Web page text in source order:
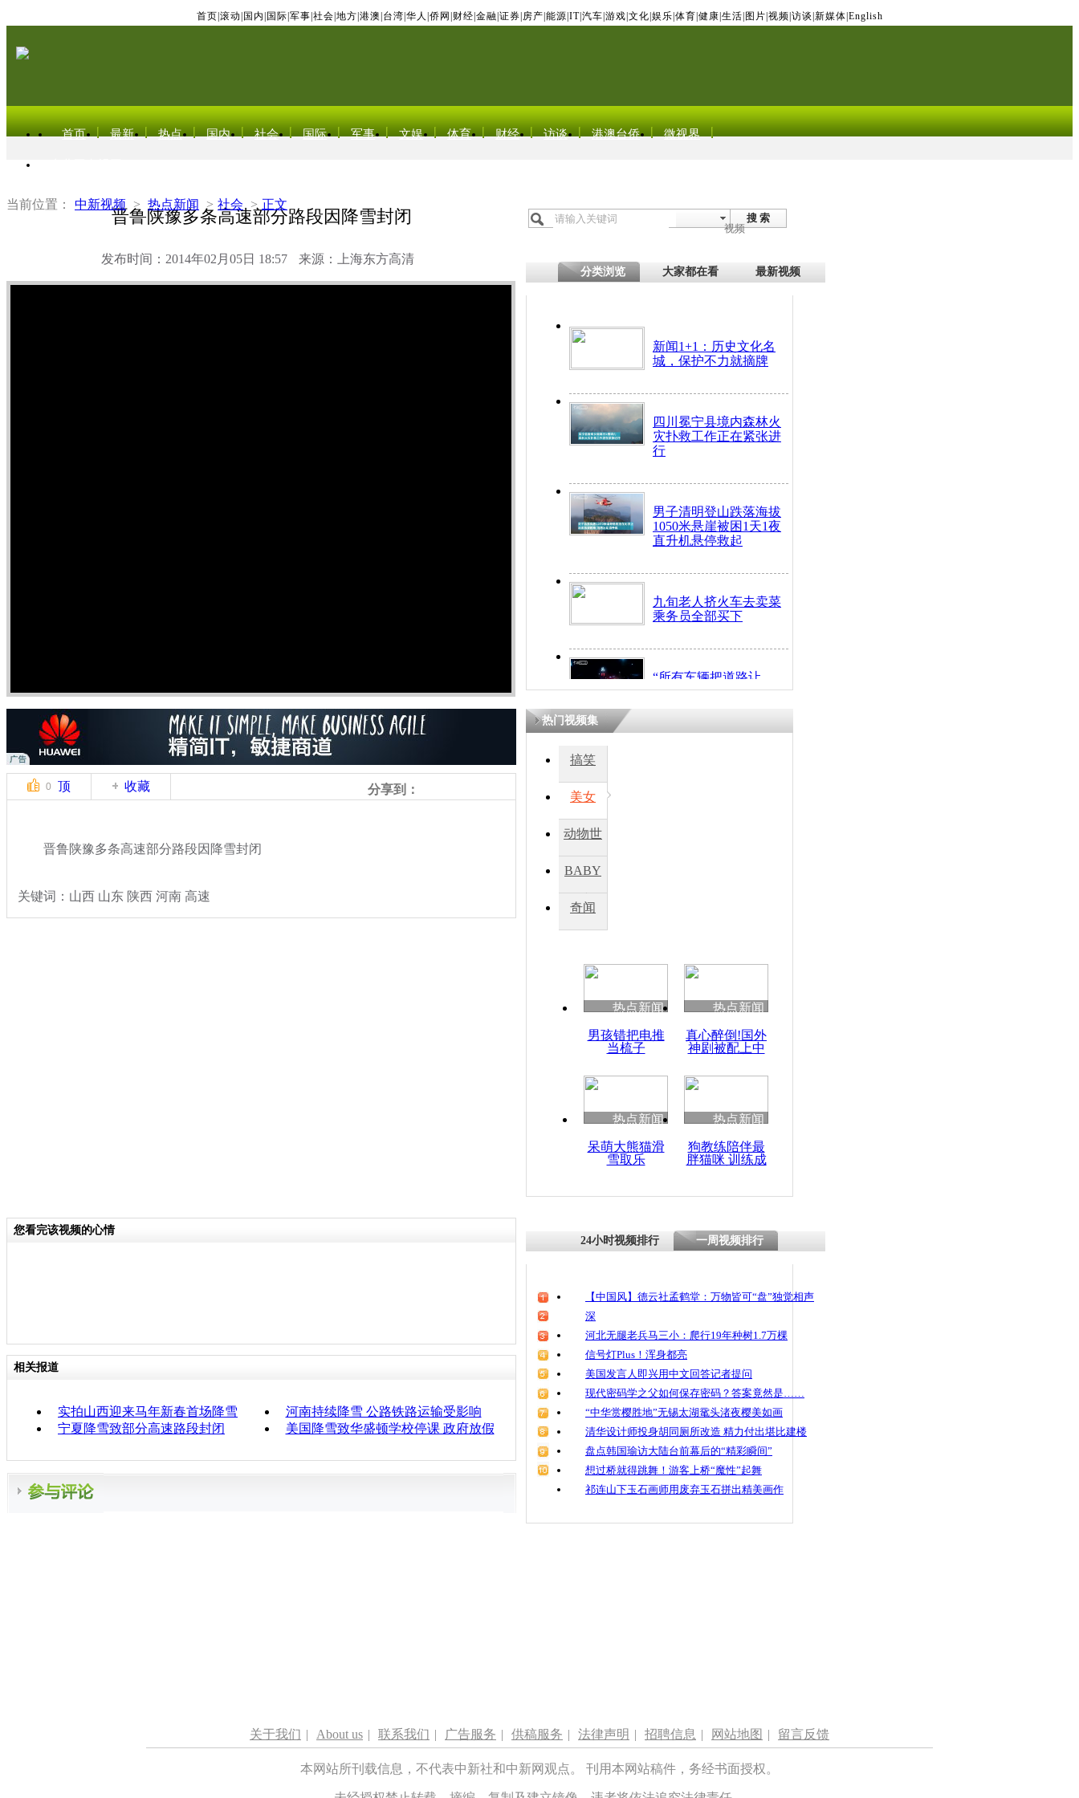
首页 滚动 国内 国际 军事 社会 地方 港澳 台湾 华人 侨网 财经 金融 证券 房产 能源 IT| 汽车 游戏 文化 娱乐 体育 健康 生活 图片 视频 访谈 新媒体 English
首页 最新 热点 国内 社会 国际 军事 文娱 体育 财经 访谈 港澳台侨 微视界
当前位置： 中新视频 > 热点新闻 > 社会 > 正文
晋鲁陕豫多条高速部分路段因降雪封闭
发布时间：2014年02月05日 18:57 来源：上海东方高清
搜 索
视频
分类浏览 大家都在看 最新视频
新闻1+1：历史文化名
城，保护不力就摘牌
四川冕宁县境内森林火
灾扑救工作正在紧张进
行
男子清明登山跌落海拔
1050米悬崖被困1天1夜
直升机悬停救起
九旬老人挤火车去卖菜
乘务员全部买下
“所有车辆把道路让
开！”儿童突发疾病交
因
度苗族花山节
魂
0 顶 收藏 分享到：
晋鲁陕豫多条高速部分路段因降雪封闭
关键词：山西 山东 陕西 河南 高速
热门视频集
搞笑
美女
动物世
BABY
秀
奇闻
热点新闻
男孩错把电推
当梳子
热点新闻
真心醉倒!国外
神剧被配上中
热点新闻
呆萌大熊猫滑
雪取乐
热点新闻
狗教练陪伴最
胖猫咪 训练成
您看完该视频的心情
相关报道
实拍山西迎来马年新春首场降雪
河南持续降雪 公路铁路运输受影响
宁夏降雪致部分高速路段封闭
美国降雪致华盛顿学校停课 政府放假
24小时视频排行 一周视频排行
【中国风】德云社孟鹤堂：万物皆可“盘”独觉相声
深
河北无腿老兵马三小：爬行19年种树1.7万棵
信号灯Plus！浑身都亮
美国发言人即兴用中文回答记者提问
现代密码学之父如何保存密码？答案竟然是……
“中华赏樱胜地”无锡太湖鼋头渚夜樱美如画
清华设计师投身胡同厕所改造 精力付出堪比建楼
盘点韩国瑜访大陆台前幕后的“精彩瞬间”
想过桥就得跳舞！游客上桥“魔性”起舞
祁连山下玉石画师用废弃玉石拼出精美画作
关于我们 | About us | 联系我们 | 广告服务 | 供稿服务 | 法律声明 | 招聘信息 | 网站地图 | 留言反馈
本网站所刊载信息，不代表中新社和中新网观点。 刊用本网站稿件，务经书面授权。